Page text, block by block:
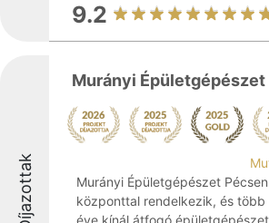
9.2
Díjazottak
Murányi
Murányi Épületgépészet
központtal rendelkezik, és több
éve kínál átfogó